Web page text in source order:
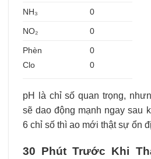
NH₃ 0
NO₂ 0
Phèn
Clo
0
0
pH là chỉ số quan trọng,
sẽ dao động mạnh ngay sau
6 chỉ số thì ao mới thật sự ổn
30 Phút Trước Khi